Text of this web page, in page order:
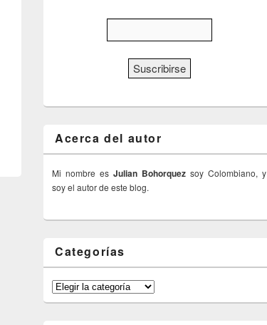
Acerca del autor
Mi nombre es Julian Bohorquez soy Colombiano, y
soy el autor de este blog.
Categorías
Categorías